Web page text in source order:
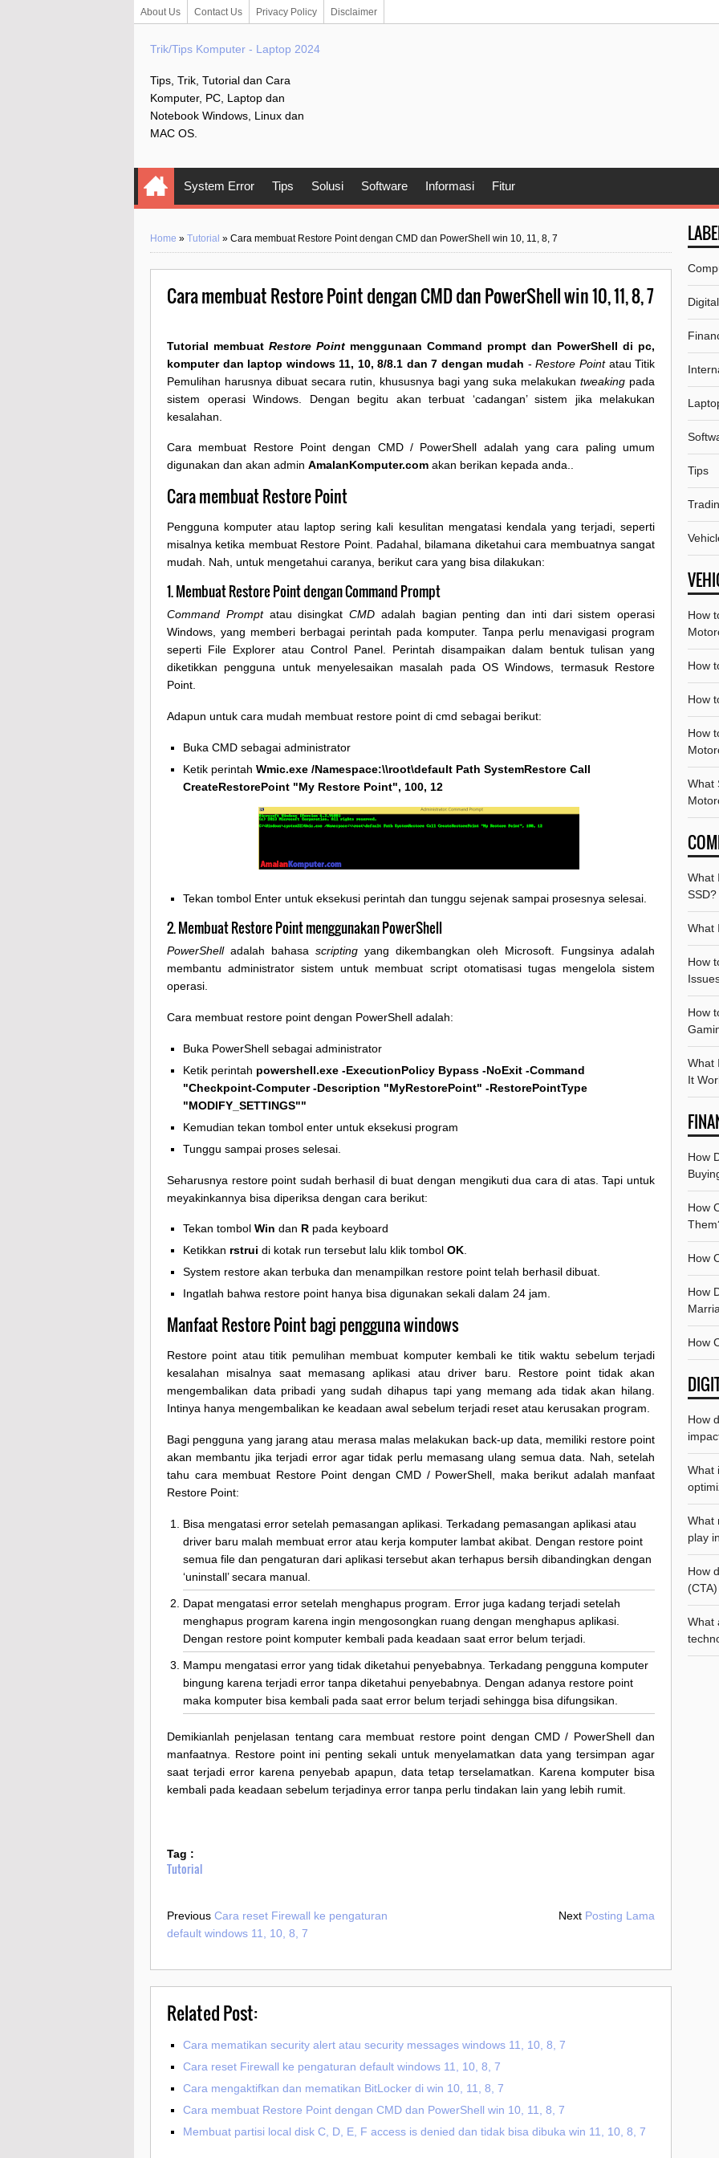
About Us Contact Us Privacy Policy Disclaimer
Trik/Tips Komputer - Laptop 2024
Tips, Trik, Tutorial dan Cara
Komputer, PC, Laptop dan
Notebook Windows, Linux dan
MAC OS.
System Error Tips Solusi Software Informasi Fitur
Home » Tutorial » Cara membuat Restore Point dengan CMD dan PowerShell win 10, 11, 8, 7
Cara membuat Restore Point dengan CMD dan PowerShell win 10, 11, 8, 7
Tutorial membuat Restore Point menggunaan Command prompt dan PowerShell di pc,
komputer dan laptop windows 11, 10, 8/8.1 dan 7 dengan mudah -Restore Pointatau Titik
Pemulihan harusnya dibuat secara rutin, khususnya bagi yang suka melakukan tweaking pada
sistem operasi Windows. Dengan begitu akan terbuat ‘cadangan’ sistem jika melakukan
kesalahan.
Cara membuat Restore Point dengan CMD / PowerShell adalah yang cara paling umum
digunakan dan akan admin AmalanKomputer.com akan berikan kepada anda..
Cara membuat Restore Point
Pengguna komputer atau laptop sering kali kesulitan mengatasi kendala yang terjadi, seperti
misalnya ketika membuat Restore Point. Padahal, bilamana diketahui cara membuatnya sangat
mudah. Nah, untuk mengetahui caranya, berikut cara yang bisa dilakukan:
1. Membuat Restore Point dengan Command Prompt
Command Promptatau disingkat CMD adalah bagian penting dan inti dari sistem operasi
Windows, yang memberi berbagai perintah pada komputer. Tanpa perlu menavigasi program
seperti File Explorer atau Control Panel. Perintah disampaikan dalam bentuk tulisan yang
diketikkan pengguna untuk menyelesaikan masalah pada OS Windows, termasuk Restore
Point.
Adapun untuk cara mudah membuat restore point di cmd sebagai berikut:
Buka CMD sebagai administrator
Ketik perintah Wmic.exe /Namespace:\\root\default Path SystemRestore Call
CreateRestorePoint "My Restore Point", 100, 12
Tekan tombol Enter untuk eksekusi perintah dan tunggu sejenak sampai prosesnya selesai.
2. Membuat Restore Point menggunakan PowerShell
PowerShelladalah bahasa scripting yang dikembangkan oleh Microsoft. Fungsinya adalah
membantu administrator sistem untuk membuat script otomatisasi tugas mengelola sistem
operasi.
Cara membuat restore point dengan PowerShell adalah:
Buka PowerShell sebagai administrator
Ketik perintah powershell.exe -ExecutionPolicy Bypass -NoExit -Command
"Checkpoint-Computer -Description "MyRestorePoint" -RestorePointType
"MODIFY_SETTINGS""
Kemudian tekan tombol enter untuk eksekusi program
Tunggu sampai proses selesai.
Seharusnya restore point sudah berhasil di buat dengan mengikuti dua cara di atas. Tapi untuk
meyakinkannya bisa diperiksa dengan cara berikut:
Tekan tombol Win dan R pada keyboard
Ketikkan rstrui di kotak run tersebut lalu klik tombol OK.
System restore akan terbuka dan menampilkan restore point telah berhasil dibuat.
Ingatlah bahwa restore point hanya bisa digunakan sekali dalam 24 jam.
Manfaat Restore Point bagi pengguna windows
Restore point atau titik pemulihan membuat komputer kembali ke titik waktu sebelum terjadi
kesalahan misalnya saat memasang aplikasi atau driver baru. Restore point tidak akan
mengembalikan data pribadi yang sudah dihapus tapi yang memang ada tidak akan hilang.
Intinya hanya mengembalikan ke keadaan awal sebelum terjadi reset atau kerusakan program.
Bagi pengguna yang jarang atau merasa malas melakukan back-up data, memiliki restore point
akan membantu jika terjadi error agar tidak perlu memasang ulang semua data. Nah, setelah
tahu cara membuat Restore Point dengan CMD / PowerShell, maka berikut adalah manfaat
Restore Point:
Bisa mengatasi error setelah pemasangan aplikasi. Terkadang pemasangan aplikasi atau
driver baru malah membuat error atau kerja komputer lambat akibat. Dengan restore point
semua file dan pengaturan dari aplikasi tersebut akan terhapus bersih dibandingkan dengan
‘uninstall’ secara manual.
Dapat mengatasi error setelah menghapus program. Error juga kadang terjadi setelah
menghapus program karena ingin mengosongkan ruang dengan menghapus aplikasi.
Dengan restore point komputer kembali pada keadaan saat error belum terjadi.
Mampu mengatasi error yang tidak diketahui penyebabnya. Terkadang pengguna komputer
bingung karena terjadi error tanpa diketahui penyebabnya. Dengan adanya restore point
maka komputer bisa kembali pada saat error belum terjadi sehingga bisa difungsikan.
Demikianlah penjelasan tentang cara membuat restore point dengan CMD / PowerShell dan
manfaatnya. Restore point ini penting sekali untuk menyelamatkan data yang tersimpan agar
saat terjadi error karena penyebab apapun, data tetap terselamatkan. Karena komputer bisa
kembali pada keadaan sebelum terjadinya error tanpa perlu tindakan lain yang lebih rumit.
Tag :
Tutorial
Previous Cara reset Firewall ke pengaturan
default windows 11, 10, 8, 7
Next Posting Lama
Related Post:
Cara mematikan security alert atau security messages windows 11, 10, 8, 7
Cara reset Firewall ke pengaturan default windows 11, 10, 8, 7
Cara mengaktifkan dan mematikan BitLocker di win 10, 11, 8, 7
Cara membuat Restore Point dengan CMD dan PowerShell win 10, 11, 8, 7
Membuat partisi local disk C, D, E, F access is denied dan tidak bisa dibuka win 11, 10, 8, 7
Tips
How
How
How
How
What
What
SSD?
What
How
How
What
It
How
How
How
How
How
How
What
What
play
How
What